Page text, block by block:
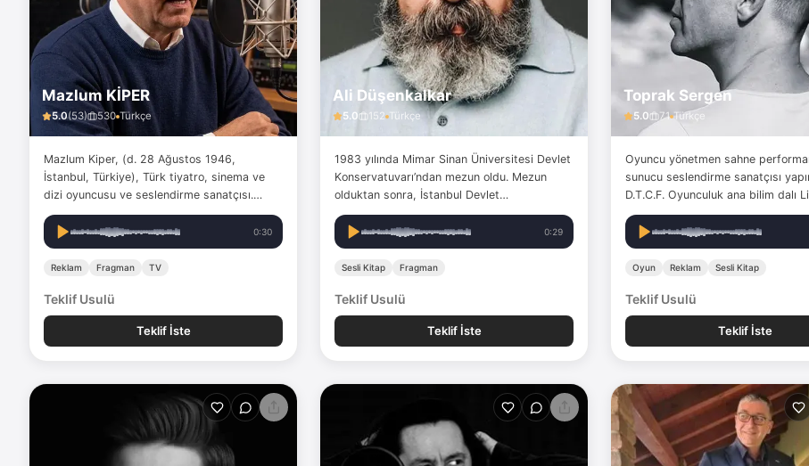
Mazlum KİPER
5.0(53) 530 Türkçe
Mazlum Kiper, (d. 28 Ağustos 1946,
İstanbul, Türkiye), Türk tiyatro, sinema ve
dizi oyuncusu ve seslendirme sanatçısı.
Şehir Tiyatroları sanatçısı olan Kiper, genç
yaşlarda sanat hayatına başladı. 1969 yılında
uzun süre oyuncusu olduğu Kurum'dan,
İsveç'te tiyatro eğitimi almak…
0:30
Reklam Fragman TV
Teklif Usulü
Teklif İste
Ali Düşenkalkar
5.0 152 Türkçe
1983 yılında Mimar Sinan Üniversitesi Devlet
Konservatuvarı’ndan mezun oldu. Mezun
olduktan sonra, İstanbul Devlet
Tiyatrosu’nda göreve başladı. Yaklaşık 38
oyunda oyuncu, yönetmen ve yardımcı
yönetmen olarak görev yaptı. Yaklaşık beş
bin saat film, dizi film ve çizgi film;…
0:29
Sesli Kitap Fragman
Teklif Usulü
Teklif İste
Toprak Sergen
5.0 71 Türkçe
Oyuncu yönetmen sahne
sunucu seslendirme sanatçısı
D.T.C.F. Oyunculuk ana bilim dalı
üniversitede -Yönetmenlik Yüksek
yaptı. TRT'de radyo sunuculuğu, tv program
yapımcılığı gibi görevlerde bulundu. Kısa
süre Trabzon Devlet…
Oyun Reklam Sesli Kitap
Teklif Usulü
Teklif İste